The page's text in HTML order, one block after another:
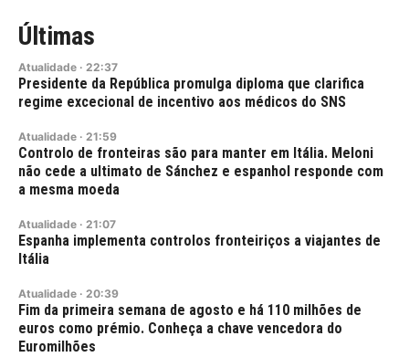
Últimas
Atualidade · 22:37
Presidente da República promulga diploma que clarifica
regime excecional de incentivo aos médicos do SNS
Atualidade · 21:59
Controlo de fronteiras são para manter em Itália. Meloni
não cede a ultimato de Sánchez e espanhol responde com
a mesma moeda
Atualidade · 21:07
Espanha implementa controlos fronteiriços a viajantes de
Itália
Atualidade · 20:39
Fim da primeira semana de agosto e há 110 milhões de
euros como prémio. Conheça a chave vencedora do
Euromilhões